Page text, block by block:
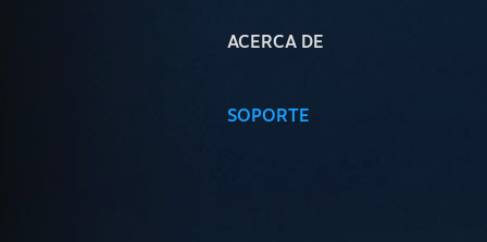
ACERCA DE
SOPORTE